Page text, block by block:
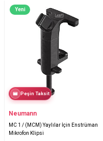
Yeni
Peşin Taksit
Neumann
MC 1 / (MCM) Yaylılar İçin Enstrüman
Mikrofon Klipsi